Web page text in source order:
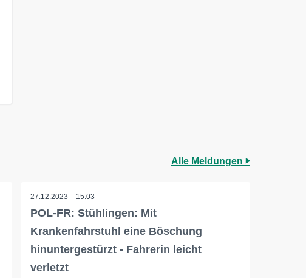
Alle Meldungen
27.12.2023 – 15:03
POL-FR: Stühlingen: Mit
Krankenfahrstuhl eine Böschung
hinuntergestürzt - Fahrerin leicht
verletzt